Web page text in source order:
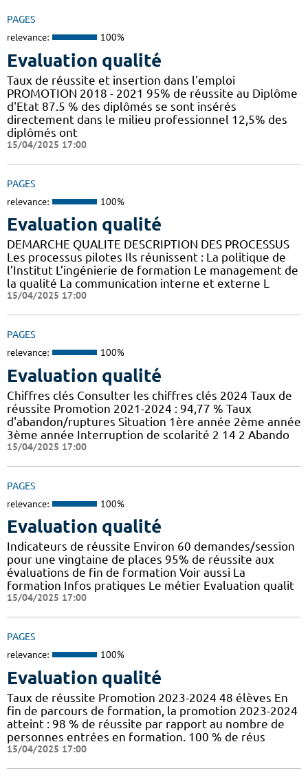
PAGES
relevance: 100%
Evaluation qualité
Taux de réussite et insertion dans l'emploi
PROMOTION 2018 - 2021 95% de réussite au Diplôme
d'Etat 87.5 % des diplômés se sont insérés
directement dans le milieu professionnel 12,5% des
diplômés ont
15/04/2025 17:00
PAGES
relevance: 100%
Evaluation qualité
DEMARCHE QUALITE DESCRIPTION DES PROCESSUS
Les processus pilotes Ils réunissent : La politique de
l’Institut L’ingénierie de formation Le management de
la qualité La communication interne et externe L
15/04/2025 17:00
PAGES
relevance: 100%
Evaluation qualité
Chiffres clés Consulter les chiffres clés 2024 Taux de
réussite Promotion 2021-2024 : 94,77 % Taux
d'abandon/ruptures Situation 1ère année 2ème année
3ème année Interruption de scolarité 2 14 2 Abando
15/04/2025 17:00
PAGES
relevance: 100%
Evaluation qualité
Indicateurs de réussite Environ 60 demandes/session
pour une vingtaine de places 95% de réussite aux
évaluations de fin de formation Voir aussi La
formation Infos pratiques Le métier Evaluation qualit
15/04/2025 17:00
PAGES
relevance: 100%
Evaluation qualité
Taux de réussite Promotion 2023-2024 48 élèves En
fin de parcours de formation, la promotion 2023-2024
atteint : 98 % de réussite par rapport au nombre de
personnes entrées en formation. 100 % de réus
15/04/2025 17:00